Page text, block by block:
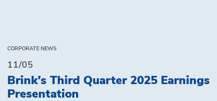
CORPORATE NEWS
11/05
Brink's Third Quarter 2025 Earnings
Presentation